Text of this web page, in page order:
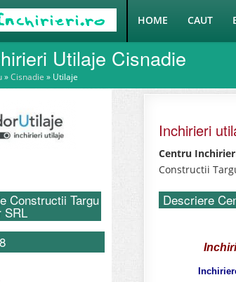
HOME CAUT
Utilaje Cisnadie
»Cisnadie » Utilaje
Constructii Targu
SRL
Inchirieri
Centru
Constructii
Descriere